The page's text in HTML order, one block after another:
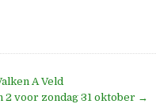
A Veld
2 voor zondag 31 oktober →